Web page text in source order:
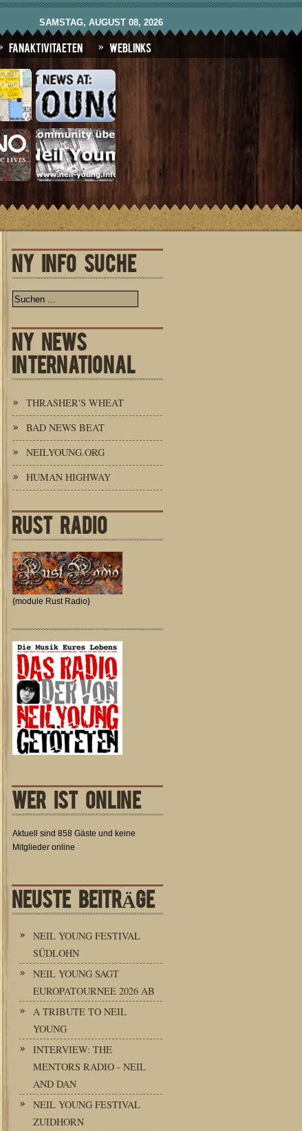
SAMSTAG, AUGUST 08, 2026
Fanaktivitaeten Weblinks
NY INFO SUCHE
NY NEWS
INTERNATIONAL
THRASHER'S WHEAT
BAD NEWS BEAT
NEILYOUNG.ORG
HUMAN HIGHWAY
RUST RADIO
{module Rust Radio}
WER IST ONLINE
Aktuell sind 858 Gäste und keine
Mitglieder online
NEUSTE BEITRÄGE
NEIL YOUNG FESTIVAL
SÜDLOHN
NEIL YOUNG SAGT
EUROPATOURNEE 2026 AB
A TRIBUTE TO NEIL
YOUNG
INTERVIEW: THE
MENTORS RADIO - NEIL
AND DAN
NEIL YOUNG FESTIVAL
ZUIDHORN